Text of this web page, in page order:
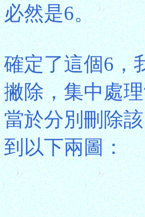
必然是6。
確定了這個6，
撇除，集中處
當於分別刪除
到以下兩圖：